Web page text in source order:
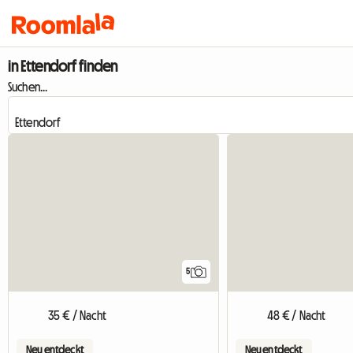
in Ettendorf finden
Suchen...
5
35 € / Nacht
Neu entdeckt
48 € / Nacht
Neu entdeckt